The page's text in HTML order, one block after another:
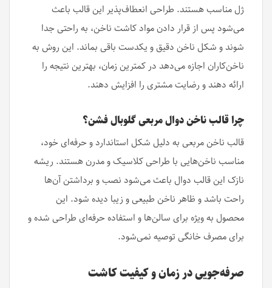
ژل مناسب هستند. طراحی انعطاف‌پذیر این قالب باعث
می‌شود پس از قرار دادن مواد کاشت ناخن، به راحتی جدا
شوند و شکل ناخن دقیق و یکدست باقی بماند. این روش به
ناخن‌کاران اجازه می‌دهد در کمترین زمان، بهترین نتیجه را
ارائه دهند و رضایت مشتری را افزایش دهند.
چرا قالب ناخن دوال مربعی گلوبال فشن؟
قالب ناخن مربعی به دلیل شکل استاندارد و حرفه‌ای خود،
مناسب ناخن‌هایی با طراحی کلاسیک و مدرن هستند. ریشه
نازک این قالب دوال باعث می‌شود نصب و برداشتن آن‌ها
راحت باشد و ظاهر ناخن طبیعی و زیبا دیده شود. این
محصول به ویژه برای سالن‌ها و استفاده حرفه‌ای طراحی شده و
برای مصرف خانگی توصیه نمی‌شود.
صرفه‌جویی در زمان و کیفیت کاشت